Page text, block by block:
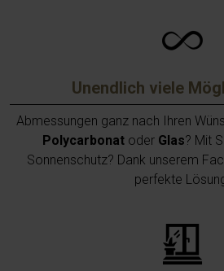
Unendlich viele
Abmessungen ganz nach Ihren
Polycarbonat oder Glas? Mit
Sonnenschutz? Dank unserem
perfekte